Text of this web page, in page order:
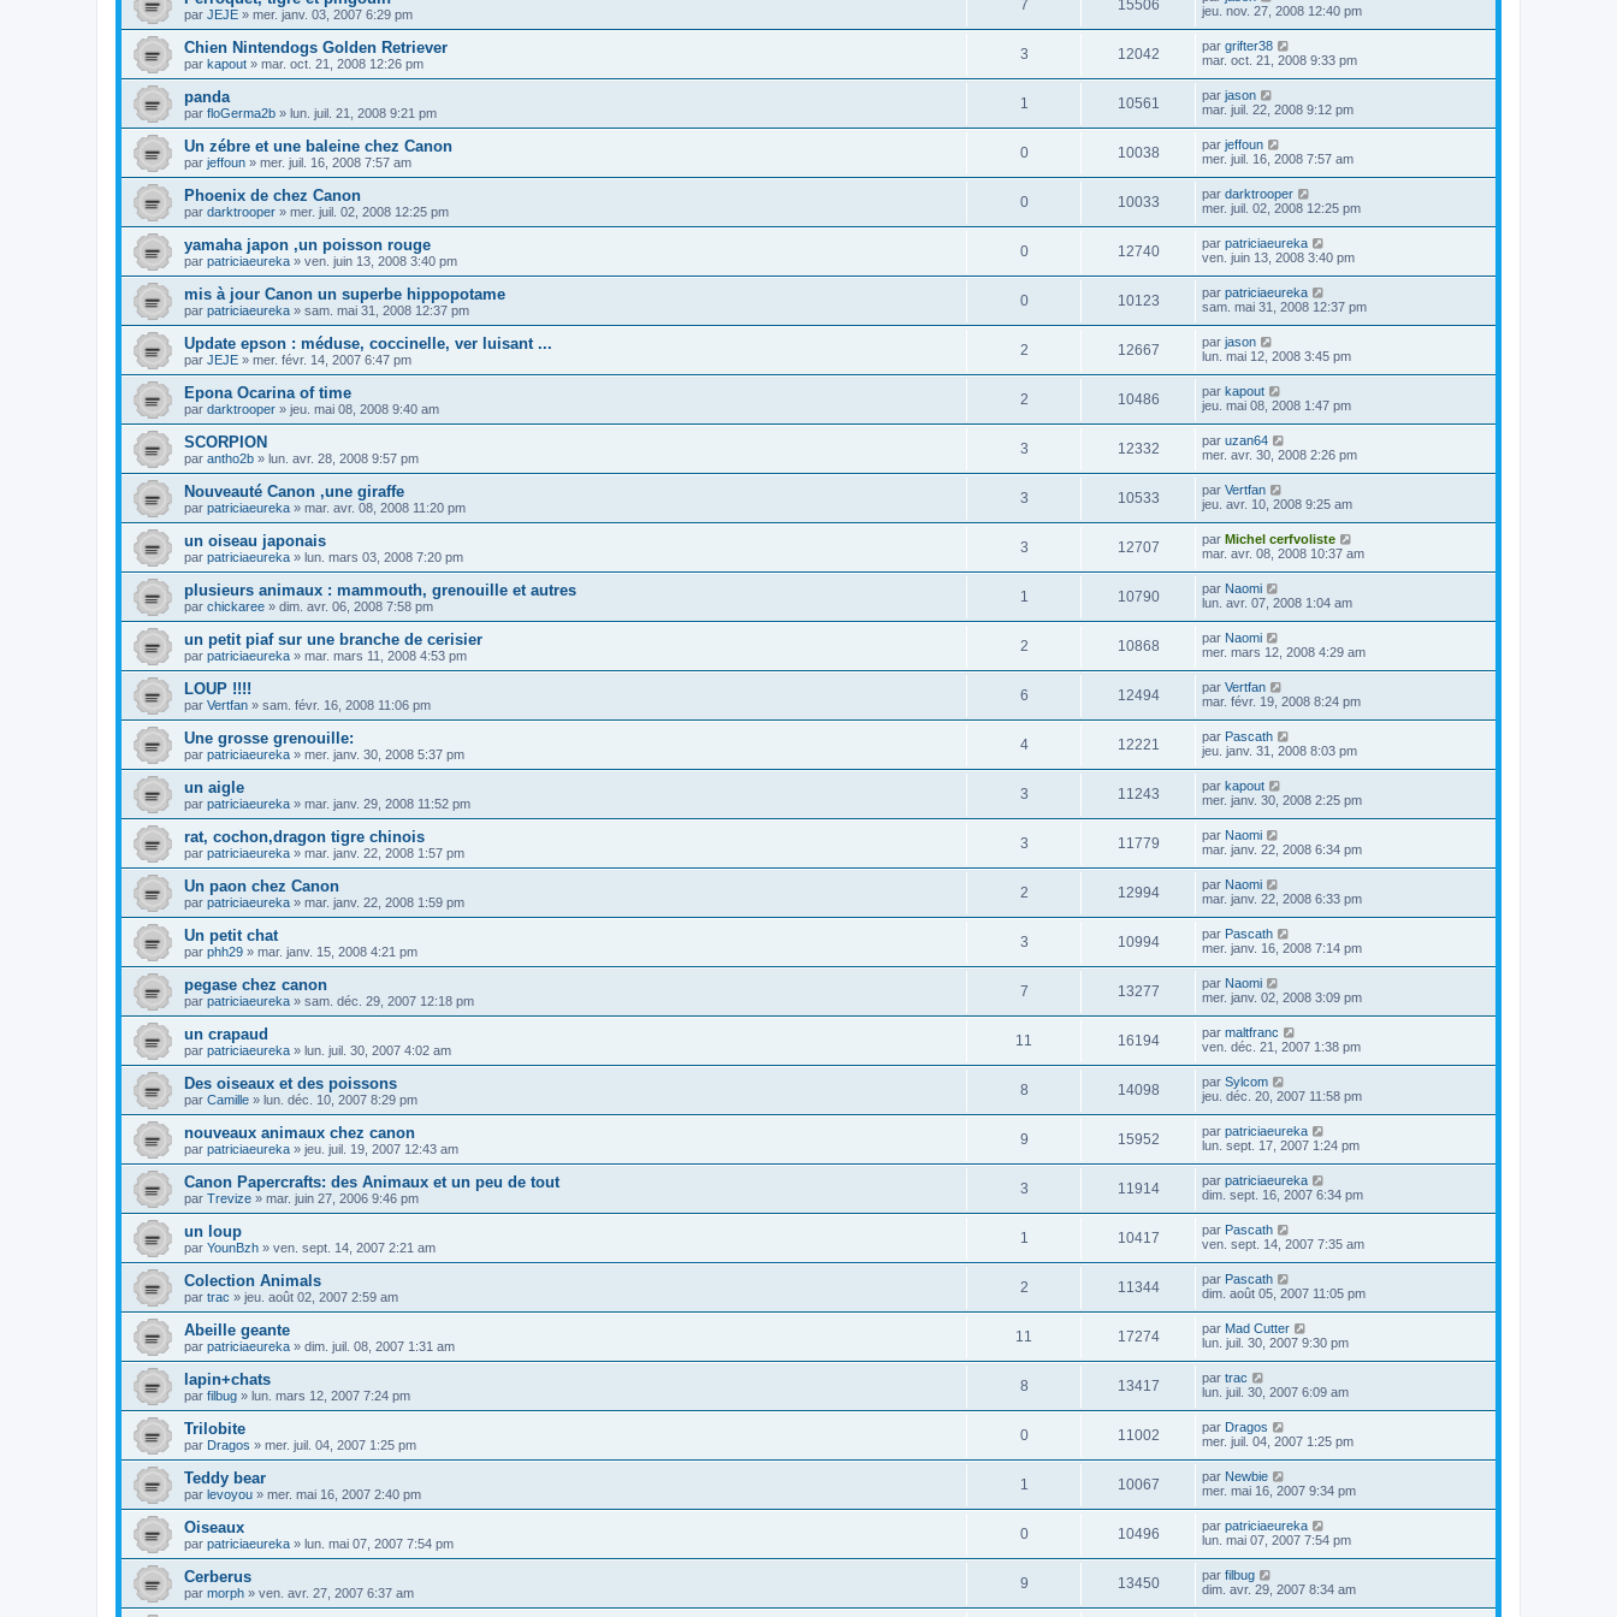
par JEJE » mer. janv. 03, 2007 6:29 pm
7 15506
jeu. nov. 27, 2008 12:40 pm
Chien Nintendogs Golden Retriever
par kapout » mar. oct. 21, 2008 12:26 pm
3 12042 par grifter38
mar. oct. 21, 2008 9:33 pm
panda
par floGerma2b » lun. juil. 21, 2008 9:21 pm
1 10561 par jason
mar. juil. 22, 2008 9:12 pm
Un zébre et une baleine chez Canon
par jeffoun » mer. juil. 16, 2008 7:57 am
0 10038 par jeffoun
mer. juil. 16, 2008 7:57 am
Phoenix de chez Canon
par darktrooper » mer. juil. 02, 2008 12:25 pm
0 10033 par darktrooper
mer. juil. 02, 2008 12:25 pm
yamaha japon ,un poisson rouge
par patriciaeureka » ven. juin 13, 2008 3:40 pm
0 12740 par patriciaeureka
ven. juin 13, 2008 3:40 pm
mis à jour Canon un superbe hippopotame
par patriciaeureka » sam. mai 31, 2008 12:37 pm
0 10123 par patriciaeureka
sam. mai 31, 2008 12:37 pm
Update epson : méduse, coccinelle, ver luisant ...
par JEJE » mer. févr. 14, 2007 6:47 pm
2 12667 par jason
lun. mai 12, 2008 3:45 pm
Epona Ocarina of time
par darktrooper » jeu. mai 08, 2008 9:40 am
2 10486 par kapout
jeu. mai 08, 2008 1:47 pm
SCORPION
par antho2b » lun. avr. 28, 2008 9:57 pm
3 12332 par uzan64
mer. avr. 30, 2008 2:26 pm
Nouveauté Canon ,une giraffe
par patriciaeureka » mar. avr. 08, 2008 11:20 pm
3 10533 par Vertfan
jeu. avr. 10, 2008 9:25 am
un oiseau japonais
par patriciaeureka » lun. mars 03, 2008 7:20 pm
3 12707 par Michel cerfvoliste
mar. avr. 08, 2008 10:37 am
plusieurs animaux : mammouth, grenouille et autres
par chickaree » dim. avr. 06, 2008 7:58 pm
1 10790 par Naomi
lun. avr. 07, 2008 1:04 am
un petit piaf sur une branche de cerisier
par patriciaeureka » mar. mars 11, 2008 4:53 pm
2 10868 par Naomi
mer. mars 12, 2008 4:29 am
LOUP !!!!
par Vertfan » sam. févr. 16, 2008 11:06 pm
6 12494 par Vertfan
mar. févr. 19, 2008 8:24 pm
Une grosse grenouille:
par patriciaeureka » mer. janv. 30, 2008 5:37 pm
4 12221 par Pascath
jeu. janv. 31, 2008 8:03 pm
un aigle
par patriciaeureka » mar. janv. 29, 2008 11:52 pm
3 11243 par kapout
mer. janv. 30, 2008 2:25 pm
rat, cochon,dragon tigre chinois
par patriciaeureka » mar. janv. 22, 2008 1:57 pm
3 11779 par Naomi
mar. janv. 22, 2008 6:34 pm
Un paon chez Canon
par patriciaeureka » mar. janv. 22, 2008 1:59 pm
2 12994 par Naomi
mar. janv. 22, 2008 6:33 pm
Un petit chat
par phh29 » mar. janv. 15, 2008 4:21 pm
3 10994 par Pascath
mer. janv. 16, 2008 7:14 pm
pegase chez canon
par patriciaeureka » sam. déc. 29, 2007 12:18 pm
7 13277 par Naomi
mer. janv. 02, 2008 3:09 pm
un crapaud
par patriciaeureka » lun. juil. 30, 2007 4:02 am
11 16194 par maltfranc
ven. déc. 21, 2007 1:38 pm
Des oiseaux et des poissons
par Camille » lun. déc. 10, 2007 8:29 pm
8 14098 par Sylcom
jeu. déc. 20, 2007 11:58 pm
nouveaux animaux chez canon
par patriciaeureka » jeu. juil. 19, 2007 12:43 am
9 15952 par patriciaeureka
lun. sept. 17, 2007 1:24 pm
Canon Papercrafts: des Animaux et un peu de tout
par Trevize » mar. juin 27, 2006 9:46 pm
3 11914 par patriciaeureka
dim. sept. 16, 2007 6:34 pm
un loup
par YounBzh » ven. sept. 14, 2007 2:21 am
1 10417 par Pascath
ven. sept. 14, 2007 7:35 am
Colection Animals
par trac » jeu. août 02, 2007 2:59 am
2 11344 par Pascath
dim. août 05, 2007 11:05 pm
Abeille geante
par patriciaeureka » dim. juil. 08, 2007 1:31 am
11 17274 par Mad Cutter
lun. juil. 30, 2007 9:30 pm
lapin+chats
par filbug » lun. mars 12, 2007 7:24 pm
8 13417 par trac
lun. juil. 30, 2007 6:09 am
Trilobite
par Dragos » mer. juil. 04, 2007 1:25 pm
0 11002 par Dragos
mer. juil. 04, 2007 1:25 pm
Teddy bear
par levoyou » mer. mai 16, 2007 2:40 pm
1 10067 par Newbie
mer. mai 16, 2007 9:34 pm
Oiseaux
par patriciaeureka » lun. mai 07, 2007 7:54 pm
0 10496 par patriciaeureka
lun. mai 07, 2007 7:54 pm
Cerberus
par morph » ven. avr. 27, 2007 6:37 am
9 13450 par filbug
dim. avr. 29, 2007 8:34 am